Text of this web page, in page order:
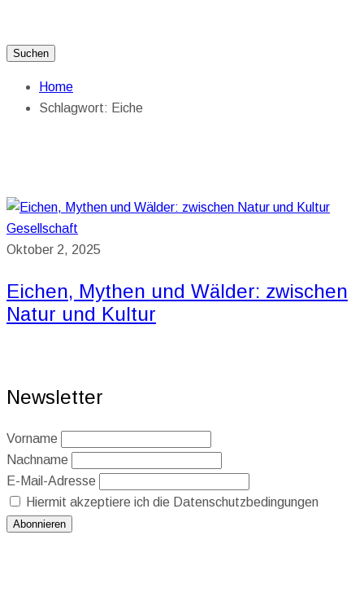
Suchen
Home
Schlagwort: Eiche
Gesellschaft
Oktober 2, 2025
Eichen, Mythen und Wälder: zwischen
Natur und Kultur
Newsletter
Vorname
Nachname
E-Mail-Adresse
Hiermit akzeptiere ich die Datenschutzbedingungen